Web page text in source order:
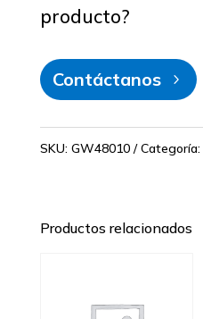
producto?
Contáctanos
SKU: GW48010 Categoría:
Productos relacionados